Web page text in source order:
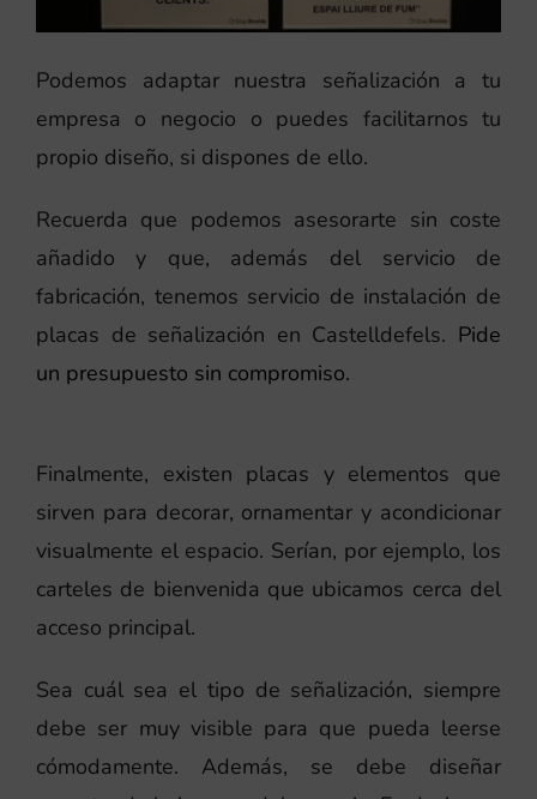
Finalmente, existen placas y elementos que
sirven para decorar, ornamentar y acondicionar
visualmente el espacio. Serían, por ejemplo, los
carteles de bienvenida que ubicamos cerca del
acceso principal.
Sea cuál sea el tipo de señalización, siempre
debe ser muy visible para que pueda leerse
cómodamente. Además, se debe diseñar
Podemos adaptar nuestra señalización a tu
empresa o negocio o puedes facilitarnos tu
propio diseño, si dispones de ello.
Recuerda que podemos asesorarte sin coste
añadido y que, además del servicio de
fabricación, tenemos servicio de instalación de
placas de señalización en Castelldefels. Pide
un presupuesto sin compromiso.